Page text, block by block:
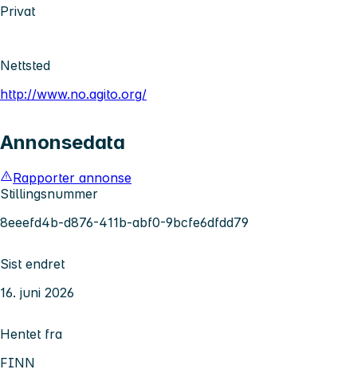
Privat
Nettsted
http://www.no.agito.org/
Annonsedata
Rapporter annonse
Stillingsnummer
8eeefd4b-d876-411b-abf0-9bcfe6dfdd79
Sist endret
16. juni 2026
Hentet fra
FINN